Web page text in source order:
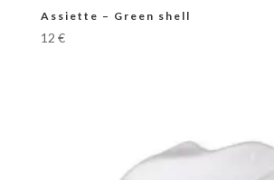
Assiette – Green shell
12 €